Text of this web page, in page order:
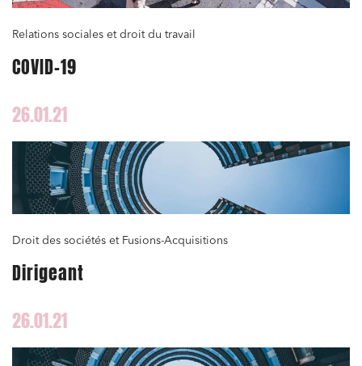
Relations sociales et droit du travail
COVID-19
26.01.21
Droit des sociétés et Fusions-Acquisitions
Dirigeant
26.01.21